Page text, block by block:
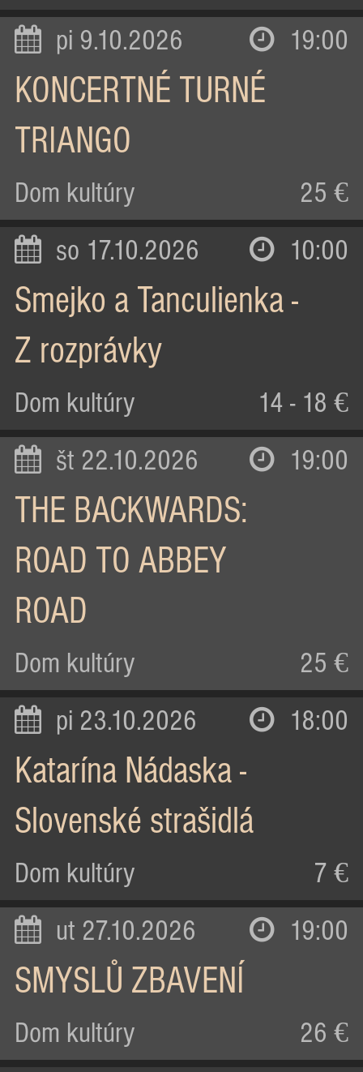
pi 9.10.2026 19:00
KONCERTNÉ TURNÉ
TRIANGO
Dom kultúry 25 €
so 17.10.2026 10:00
Smejko a Tanculienka -
Z rozprávky
Dom kultúry 14 - 18 €
št 22.10.2026 19:00
THE BACKWARDS:
ROAD TO ABBEY
ROAD
Dom kultúry 25 €
pi 23.10.2026 18:00
Katarína Nádaska -
Slovenské strašidlá
Dom kultúry 7 €
ut 27.10.2026 19:00
SMYSLŮ ZBAVENÍ
Dom kultúry 26 €